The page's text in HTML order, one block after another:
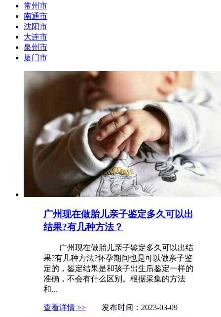
常州市
南通市
沈阳市
大连市
泉州市
厦门市
广州现在做胎儿亲子鉴定多久可以出
结果?有几种方法？
广州现在做胎儿亲子鉴定多久可以出结
果?有几种方法?怀孕期间也是可以做亲子鉴
定的，鉴定结果是和孩子出生后鉴定一样的
准确，不会有什么区别。根据采集的方法
和...
查看详情 >> 发布时间：2023-03-09